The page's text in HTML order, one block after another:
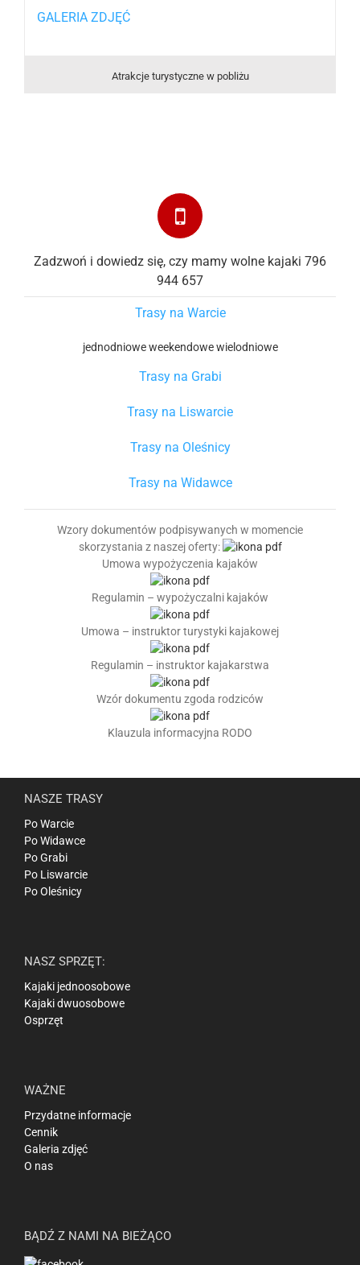
GALERIA ZDJĘĆ
Atrakcje turystyczne w pobliżu
Zadzwoń i dowiedz się, czy mamy wolne kajaki 796
944 657
Trasy na Warcie
jednodniowe weekendowe wielodniowe
Trasy na Grabi
Trasy na Liswarcie
Trasy na Oleśnicy
Trasy na Widawce
Wzory dokumentów podpisywanych w momencie
skorzystania z naszej oferty:
Umowa wypożyczenia kajaków
Regulamin – wypożyczalni kajaków
Umowa – instruktor turystyki kajakowej
Regulamin – instruktor kajakarstwa
Wzór dokumentu zgoda rodziców
Klauzula informacyjna RODO
NASZE TRASY
Po Warcie
Po Widawce
Po Grabi
Po Liswarcie
Po Oleśnicy
NASZ SPRZĘT:
Kajaki jednoosobowe
Kajaki dwuosobowe
Osprzęt
WAŻNE
Przydatne informacje
Cennik
Galeria zdjęć
O nas
BĄDŹ Z NAMI NA BIEŻĄCO